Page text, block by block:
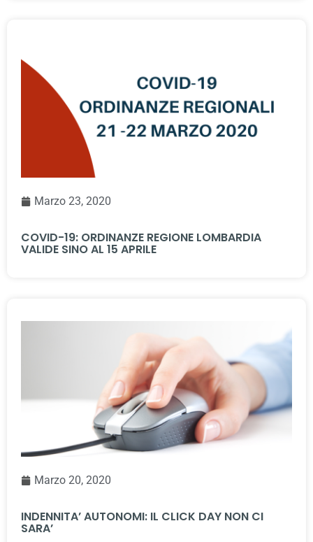
Marzo 23, 2020
COVID-19: ORDINANZE REGIONE LOMBARDIA
VALIDE SINO AL 15 APRILE
Marzo 20, 2020
INDENNITA’ AUTONOMI: IL CLICK DAY NON CI
SARA’